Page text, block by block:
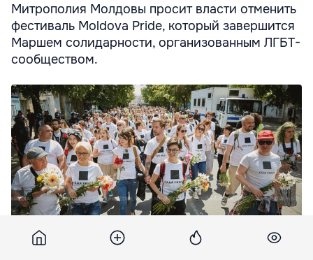
Митрополия Молдовы просит власти отменить
фестиваль Moldova Pride, который завершится
Маршем солидарности, организованным ЛГБТ-
сообществом.